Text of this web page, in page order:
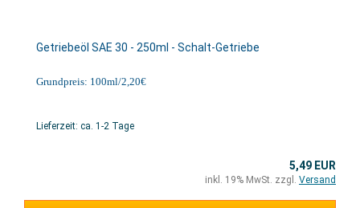
Getriebeöl SAE 30 - 250ml - Schalt-Getriebe
Grundpreis: 100ml/2,20€
Lieferzeit: ca. 1-2 Tage
5,49 EUR
inkl. 19% MwSt. zzgl. Versand